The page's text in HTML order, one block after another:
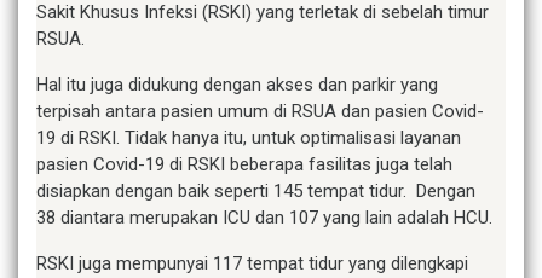
Sakit Khusus Infeksi (RSKI) yang terletak di sebelah timur
RSUA.
Hal itu juga didukung dengan akses dan parkir yang
terpisah antara pasien umum di RSUA dan pasien Covid-
19 di RSKI. Tidak hanya itu, untuk optimalisasi layanan
pasien Covid-19 di RSKI beberapa fasilitas juga telah
disiapkan dengan baik seperti 145 tempat tidur. Dengan
38 diantara merupakan ICU dan 107 yang lain adalah HCU.
RSKI juga mempunyai 117 tempat tidur yang dilengkapi